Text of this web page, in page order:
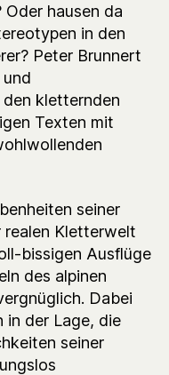
hausen da
in den
Peter Brunnert
kletternden
Texten mit
seiner
realen Kletterwelt
bissigen Ausflüge
des alpinen
Dabei
in der Lage, die
seiner